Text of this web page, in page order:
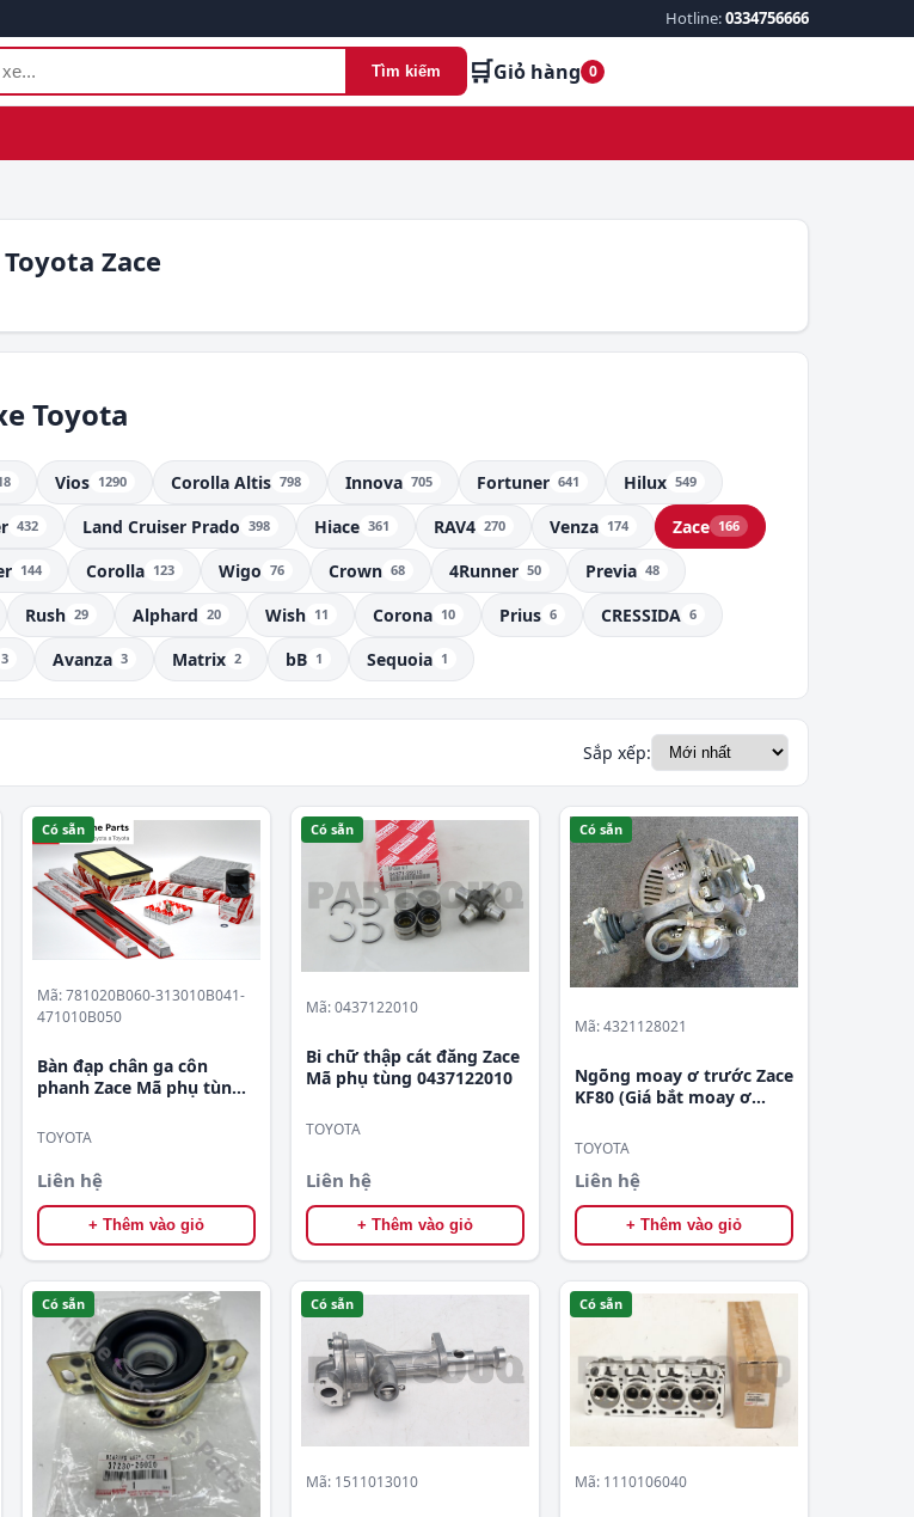
Hotline:0334756666
Tìm kiếm 🛒Giỏ hàng 0
Zace
Toyota
Vios 1290 Corolla Altis 798 Innova 705 Fortuner 641 Hilux 549
432 Land Cruiser Prado 398 Hiace 361 RAV4 270 Venza 174 Zace 166
144 Corolla 123 Wigo 76 Crown 68 4Runner 50 Previa 48
Rush 29 Alphard 20 Wish 11 Corona 10 Prius 6 CRESSIDA 6
3 Avanza 3 Matrix 2 bB 1 Sequoia 1
Sắp xếp:
Có sẵn
Mã: 781020B060-313010B041-
471010B050
Bàn đạp chân ga côn
phanh Zace Mã phụ tùng
471010B050
TOYOTA
Liên hệ
+ Thêm vào giỏ
Có sẵn
Mã: 0437122010
Bi chữ thập cát đăng Zace
Mã phụ tùng 0437122010
TOYOTA
Liên hệ
+ Thêm vào giỏ
Có sẵn
Mã: 4321128021
Ngõng moay ơ trước Zace
KF80 (Giá bắt moay ơ
tùng 4321128021
TOYOTA
Liên hệ
+ Thêm vào giỏ
Có sẵn Có sẵn
Mã: 1511013010
Có sẵn
Mã: 1110106040